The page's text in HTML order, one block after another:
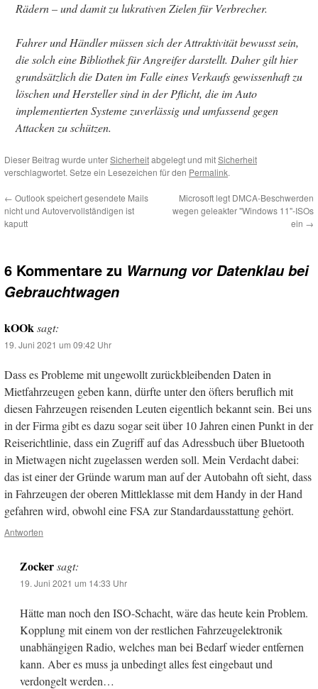
Rädern – und damit zu lukrativen Zielen für Verbrecher.
Fahrer und Händler müssen sich der Attraktivität bewusst sein,
die solch eine Bibliothek für Angreifer darstellt. Daher gilt hier
grundsätzlich die Daten im Falle eines Verkaufs gewissenhaft zu
löschen und Hersteller sind in der Pflicht, die im Auto
implementierten Systeme zuverlässig und umfassend gegen
Attacken zu schützen.
Dieser Beitrag wurde unterSicherheitabgelegt und mitSicherheit
verschlagwortet. Setze ein Lesezeichen für den Permalink.
← Outlook speichert gesendete Mails
nicht und Autovervollständigen ist
kaputt
Microsoft legt DMCA-Beschwerden
wegen geleakter "Windows 11"-ISOs
ein →
6 Kommentare zu Warnung vor Datenklau bei
Gebrauchtwagen
kOOksagt:
19. Juni 2021 um 09:42 Uhr
Dass es Probleme mit ungewollt zurückbleibenden Daten in
Mietfahrzeugen geben kann, dürfte unter den öfters beruflich mit
diesen Fahrzeugen reisenden Leuten eigentlich bekannt sein. Bei uns
in der Firma gibt es dazu sogar seit über 10 Jahren einen Punkt in der
Reiserichtlinie, dass ein Zugriff auf das Adressbuch über Bluetooth
in Mietwagen nicht zugelassen werden soll. Mein Verdacht dabei:
das ist einer der Gründe warum man auf der Autobahn oft sieht, dass
in Fahrzeugen der oberen Mittleklasse mit dem Handy in der Hand
gefahren wird, obwohl eine FSA zur Standardausstattung gehört.
Antworten
Zocker sagt:
19. Juni 2021 um 14:33 Uhr
Hätte man noch den ISO-Schacht, wäre das heute kein Problem.
Kopplung mit einem von der restlichen Fahrzeugelektronik
unabhängigen Radio, welches man bei Bedarf wieder entfernen
kann. Aber es muss ja unbedingt alles fest eingebaut und
verdongelt werden…